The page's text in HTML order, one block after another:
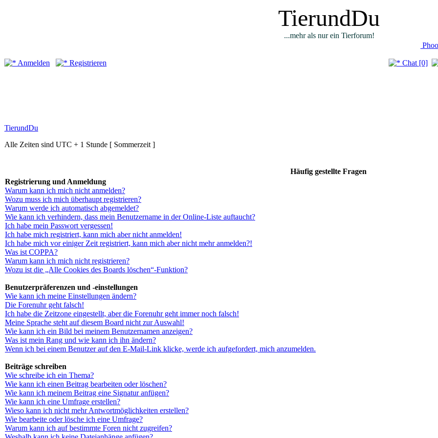
TierundDu
...mehr als nur ein Tierforum!
Anmelden Registrieren Chat [0]
TierundDu
Alle Zeiten sind UTC + 1 Stunde [ Sommerzeit ]
Häufig gestellte Fragen
Registrierung und Anmeldung
Warum kann ich mich nicht anmelden?
Wozu muss ich mich überhaupt registrieren?
Warum werde ich automatisch abgemeldet?
Wie kann ich verhindern, dass mein Benutzername in der Online-Liste auftaucht?
Ich habe mein Passwort vergessen!
Ich habe mich registriert, kann mich aber nicht anmelden!
Ich habe mich vor einiger Zeit registriert, kann mich aber nicht mehr anmelden?!
Was ist COPPA?
Warum kann ich mich nicht registrieren?
Wozu ist die „Alle Cookies des Boards löschen“-Funktion?
Benutzerpräferenzen und -einstellungen
Wie kann ich meine Einstellungen ändern?
Die Forenuhr geht falsch!
Ich habe die Zeitzone eingestellt, aber die Forenuhr geht immer noch falsch!
Meine Sprache steht auf diesem Board nicht zur Auswahl!
Wie kann ich ein Bild bei meinem Benutzernamen anzeigen?
Was ist mein Rang und wie kann ich ihn ändern?
Wenn ich bei einem Benutzer auf den E-Mail-Link klicke, werde ich aufgefordert, mich anzumelden.
Beiträge schreiben
Wie schreibe ich ein Thema?
Wie kann ich einen Beitrag bearbeiten oder löschen?
Wie kann ich meinem Beitrag eine Signatur anfügen?
Wie kann ich eine Umfrage erstellen?
Wieso kann ich nicht mehr Antwortmöglichkeiten erstellen?
Wie bearbeite oder lösche ich eine Umfrage?
Warum kann ich auf bestimmte Foren nicht zugreifen?